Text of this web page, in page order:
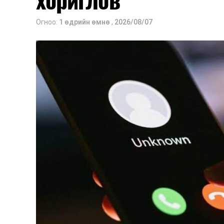
Оюутны дотуур байр
2026 оны 9 дүгээр сарын 13-наас
Сургууль, цэцэрлэгийн үйл
2026 оны 8 дугаар сарын 17–28-ны
байранд элсэлт, бүртгэл болон
Огноо: 1 өдрийн өмнө , 2026/08/07